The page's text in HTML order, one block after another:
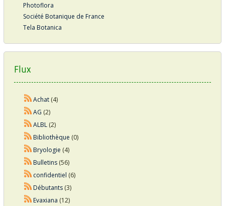
Photoflora
Société Botanique de France
Tela Botanica
Flux
Achat(4)
AG (2)
ALBL(2)
Bibliothèque (0)
Bryologie (4)
Bulletins(56)
confidentiel (6)
Débutants(3)
Evaxiana (12)